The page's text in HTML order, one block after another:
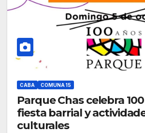
CABA COMUNA 15
Parque Chas celebra
fiesta barrial y
culturales